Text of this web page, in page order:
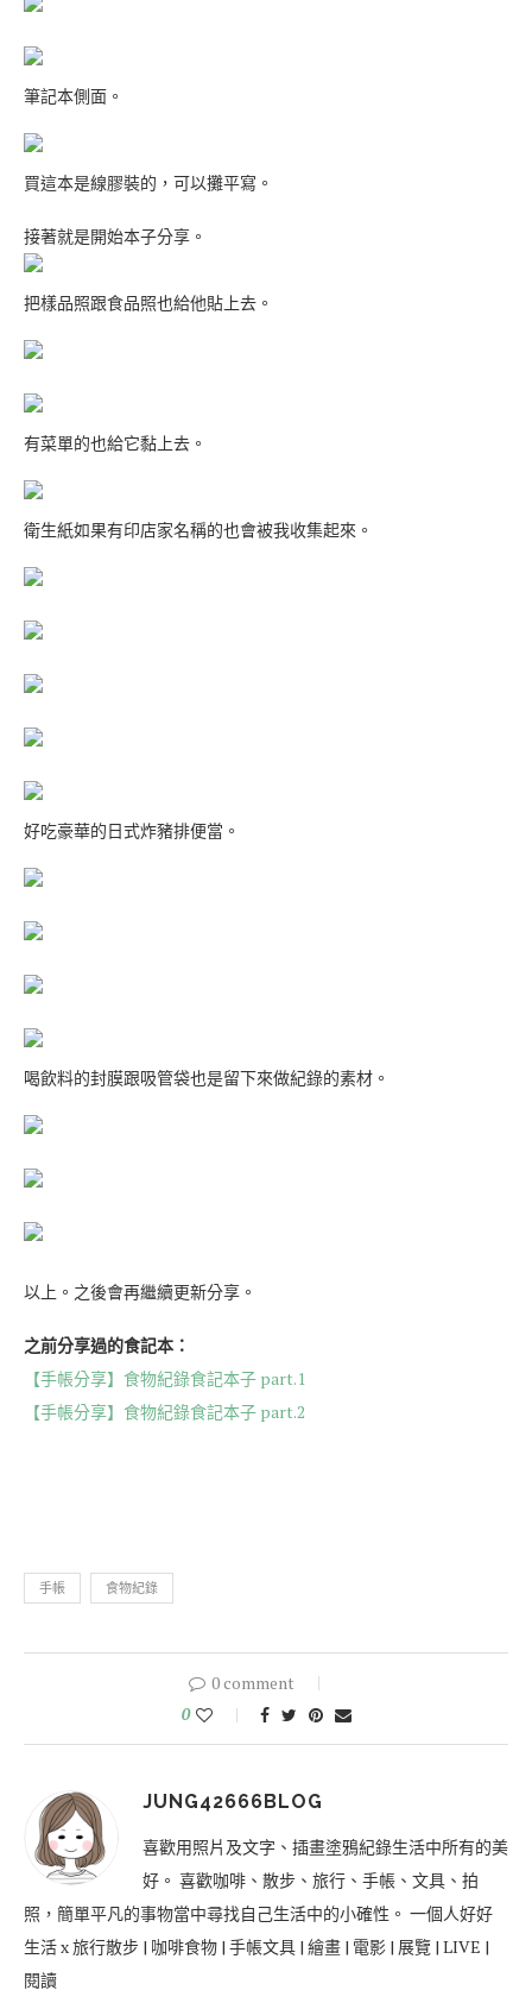
筆記本側面。
買這本是線膠裝的，可以攤平寫。
接著就是開始本子分享。
把樣品照跟食品照也給他貼上去。
有菜單的也給它黏上去。
衛生紙如果有印店家名稱的也會被我收集起來。
好吃豪華的日式炸豬排便當。
喝飲料的封膜跟吸管袋也是留下來做紀錄的素材。
以上。之後會再繼續更新分享。
之前分享過的食記本：
【手帳分享】食物紀錄食記本子 part.1
【手帳分享】食物紀錄食記本子 part.2
手帳 食物紀錄
0 comment
0
JUNG42666BLOG
喜歡用照片及文字、插畫塗鴉紀錄生活中所有的美
好。 喜歡咖啡、散步、旅行、手帳、文具、拍
照，簡單平凡的事物當中尋找自己生活中的小確性。 一個人好好
生活 x 旅行散步 | 咖啡食物 | 手帳文具 | 繪畫 | 電影 | 展覽 | LIVE |
閱讀